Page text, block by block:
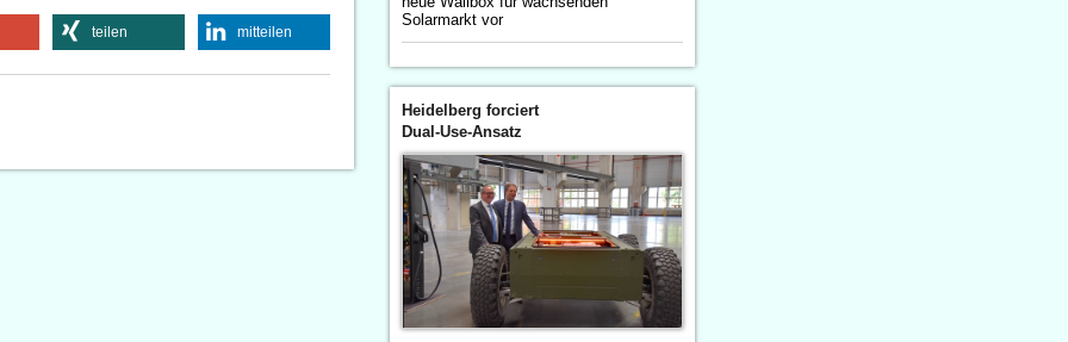
teilen mitteilen
Solarmarkt vor
Heidelberg forciert
Dual-Use-Ansatz